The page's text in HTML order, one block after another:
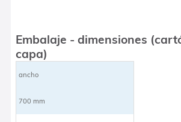
Embalaje - dimensiones
capa)
ancho
700 mm